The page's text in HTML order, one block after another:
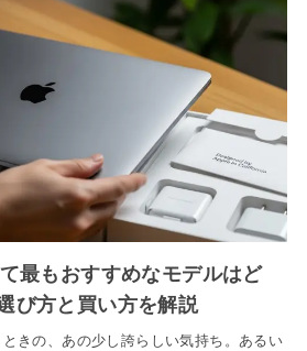
最もおすすめなモデルはど
び方と買い方を解説
きの、あの少し誇らしい気持ち。あるい